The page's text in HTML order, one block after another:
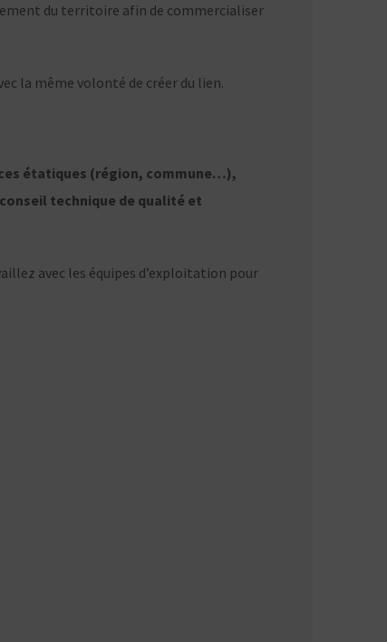
du territoire afin de commercialiser
la même volonté de créer du lien.
étatiques (région, commune…),
conseil technique de qualité et
avec les équipes d’exploitation pour